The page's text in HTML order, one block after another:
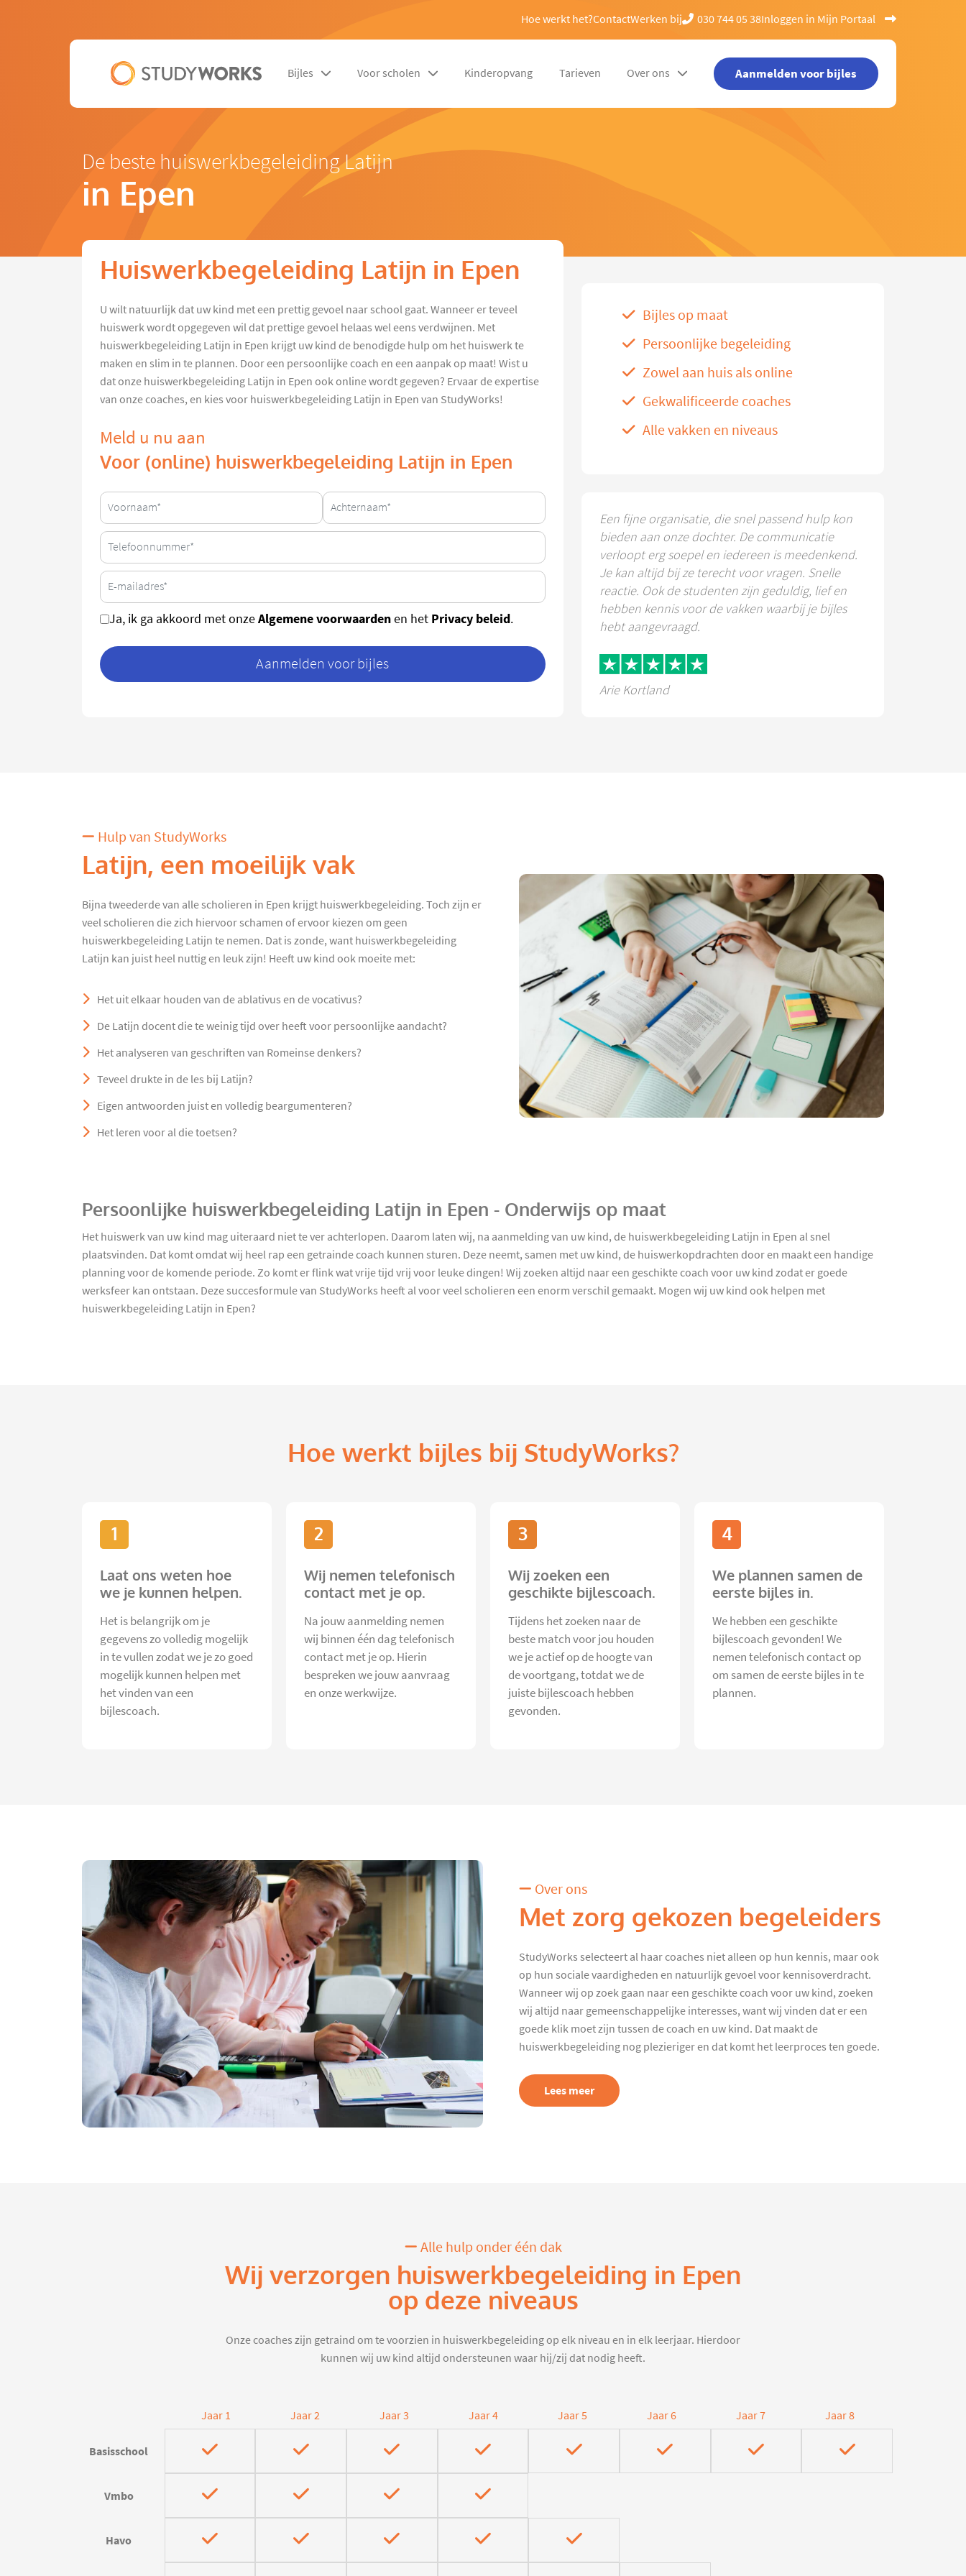
Hoe werkt het?ContactWerken bij 030 744 05 38Inloggen in Mijn Portaal
Bijles Voor scholen Kinderopvang Tarieven Over ons Aanmelden voor bijles
De beste huiswerkbegeleiding Latijn
in Epen
Huiswerkbegeleiding Latijn in Epen
U wilt natuurlijk dat uw kind met een prettig gevoel naar school gaat. Wanneer er teveel
huiswerk wordt opgegeven wil dat prettige gevoel helaas wel eens verdwijnen. Met
huiswerkbegeleiding Latijn in Epen krijgt uw kind de benodigde hulp om het huiswerk te
maken en slim in te plannen. Door een persoonlijke coach en een aanpak op maat! Wist u
dat onze huiswerkbegeleiding Latijn in Epen ook online wordt gegeven? Ervaar de expertise
van onze coaches, en kies voor huiswerkbegeleiding Latijn in Epen van StudyWorks!
Meld u nu aan
Voor (online) huiswerkbegeleiding Latijn in Epen
Ja, ik ga akkoord met onzeAlgemene voorwaardenen het Privacy beleid.
Aanmelden voor bijles
Bijles op maat
Persoonlijke begeleiding
Zowel aan huis als online
Gekwalificeerde coaches
Alle vakken en niveaus
Een fijne organisatie, die snel passend hulp kon
bieden aan onze dochter. De communicatie
verloopt erg soepel en iedereen is meedenkend.
Je kan altijd bij ze terecht voor vragen. Snelle
reactie. Ook de studenten zijn geduldig, lief en
hebben kennis voor de vakken waarbij je bijles
hebt aangevraagd.
Arie Kortland
Hulp van StudyWorks
Latijn, een moeilijk vak
Bijna tweederde van alle scholieren in Epen krijgt huiswerkbegeleiding. Toch zijn er
veel scholieren die zich hiervoor schamen of ervoor kiezen om geen
huiswerkbegeleiding Latijn te nemen. Dat is zonde, want huiswerkbegeleiding
Latijn kan juist heel nuttig en leuk zijn! Heeft uw kind ook moeite met:
Het uit elkaar houden van de ablativus en de vocativus?
De Latijn docent die te weinig tijd over heeft voor persoonlijke aandacht?
Het analyseren van geschriften van Romeinse denkers?
Teveel drukte in de les bij Latijn?
Eigen antwoorden juist en volledig beargumenteren?
Het leren voor al die toetsen?
Persoonlijke huiswerkbegeleiding Latijn in Epen - Onderwijs op maat
Het huiswerk van uw kind mag uiteraard niet te ver achterlopen. Daarom laten wij, na aanmelding van uw kind, de huiswerkbegeleiding Latijn in Epen al snel
plaatsvinden. Dat komt omdat wij heel rap een getrainde coach kunnen sturen. Deze neemt, samen met uw kind, de huiswerkopdrachten door en maakt een handige
planning voor de komende periode. Zo komt er flink wat vrije tijd vrij voor leuke dingen! Wij zoeken altijd naar een geschikte coach voor uw kind zodat er goede
werksfeer kan ontstaan. Deze succesformule van StudyWorks heeft al voor veel scholieren een enorm verschil gemaakt. Mogen wij uw kind ook helpen met
huiswerkbegeleiding Latijn in Epen?
Hoe werkt bijles bij StudyWorks?
1
Laat ons weten hoe
we je kunnen helpen.
Het is belangrijk om je
gegevens zo volledig mogelijk
in te vullen zodat we je zo goed
mogelijk kunnen helpen met
het vinden van een
bijlescoach.
2
Wij nemen telefonisch
contact met je op.
Na jouw aanmelding nemen
wij binnen één dag telefonisch
contact met je op. Hierin
bespreken we jouw aanvraag
en onze werkwijze.
3
Wij zoeken een
geschikte bijlescoach.
Tijdens het zoeken naar de
beste match voor jou houden
we je actief op de hoogte van
de voortgang, totdat we de
juiste bijlescoach hebben
gevonden.
4
We plannen samen de
eerste bijles in.
We hebben een geschikte
bijlescoach gevonden! We
nemen telefonisch contact op
om samen de eerste bijles in te
plannen.
Over ons
Met zorg gekozen begeleiders
StudyWorks selecteert al haar coaches niet alleen op hun kennis, maar ook
op hun sociale vaardigheden en natuurlijk gevoel voor kennisoverdracht.
Wanneer wij op zoek gaan naar een geschikte coach voor uw kind, zoeken
wij altijd naar gemeenschappelijke interesses, want wij vinden dat er een
goede klik moet zijn tussen de coach en uw kind. Dat maakt de
huiswerkbegeleiding nog plezieriger en dat komt het leerproces ten goede.
Lees meer
Alle hulp onder één dak
Wij verzorgen huiswerkbegeleiding in Epen
op deze niveaus
Onze coaches zijn getraind om te voorzien in huiswerkbegeleiding op elk niveau en in elk leerjaar. Hierdoor
kunnen wij uw kind altijd ondersteunen waar hij/zij dat nodig heeft.
Jaar 1 Jaar 2 Jaar 3 Jaar 4 Jaar 5 Jaar 6 Jaar 7 Jaar 8
Basisschool
Vmbo
Havo